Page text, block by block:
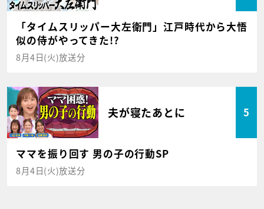
「タイムスリッパー大左衛門」江戸時代から大悟
似の侍がやってきた!?
8月4日(火)放送分
夫が寝たあとに 5
ママを振り回す 男の子の行動SP
8月4日(火)放送分